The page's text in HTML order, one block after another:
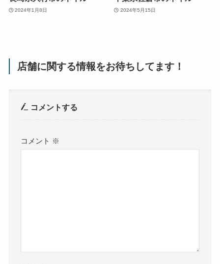
2024年1月8日 2024年5月15日
店舗に関する情報をお待ちしてます！
コメントする
コメント ※